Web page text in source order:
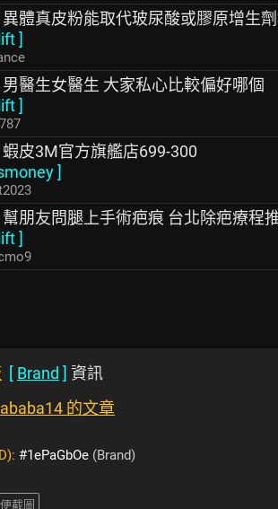
異體真皮粉能取代玻尿酸或膠原增生
]
男醫生女醫生 大家私心比較偏好哪個
]
蝦皮3M官方旗艦店699-300
]
幫朋友問腿上手術疤痕 台北除疤療程
]
[ Brand ] 資訊
的文章
#1ePaGbOe (Brand)
截圖